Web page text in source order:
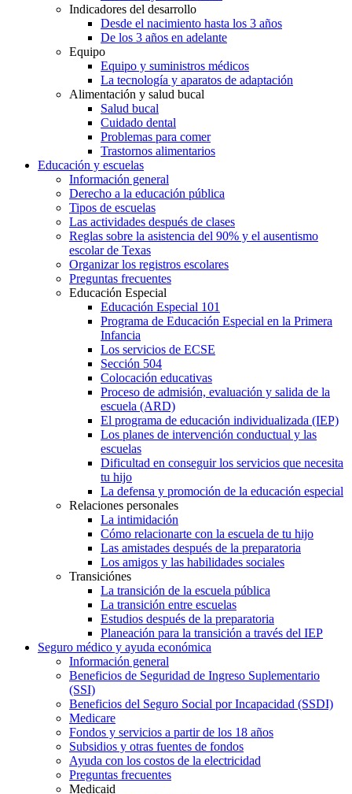
Indicadores del desarrollo
Desde el nacimiento hasta los 3 años
De los 3 años en adelante
Equipo
Equipo y suministros médicos
La tecnología y aparatos de adaptación
Alimentación y salud bucal
Salud bucal
Cuidado dental
Problemas para comer
Trastornos alimentarios
Educación y escuelas
Información general
Derecho a la educación pública
Tipos de escuelas
Las actividades después de clases
Reglas sobre la asistencia del 90% y el ausentismo
escolar de Texas
Organizar los registros escolares
Preguntas frecuentes
Educación Especial
Educación Especial 101
Programa de Educación Especial en la Primera
Infancia
Los servicios de ECSE
Sección 504
Colocación educativas
Proceso de admisión, evaluación y salida de la
escuela (ARD)
El programa de educación individualizada (IEP)
Los planes de intervención conductual y las
escuelas
Dificultad en conseguir los servicios que necesita
tu hijo
La defensa y promoción de la educación especial
Relaciones personales
La intimidación
Cómo relacionarte con la escuela de tu hijo
Las amistades después de la preparatoria
Los amigos y las habilidades sociales
Transiciónes
La transición de la escuela pública
La transición entre escuelas
Estudios después de la preparatoria
Planeación para la transición a través del IEP
Seguro médico y ayuda económica
Información general
Beneficios de Seguridad de Ingreso Suplementario
(SSI)
Beneficios del Seguro Social por Incapacidad (SSDI)
Medicare
Fondos y servicios a partir de los 18 años
Subsidios y otras fuentes de fondos
Ayuda con los costos de la electricidad
Preguntas frecuentes
Medicaid